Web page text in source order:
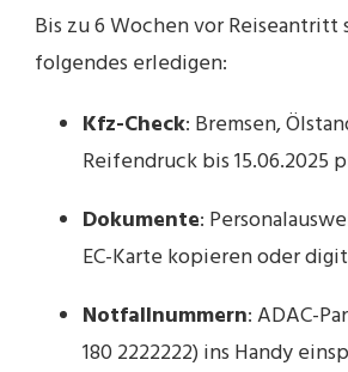
Bis zu 6 Wochen vor Reiseantritt
folgendes erledigen:
Kfz-Check: Bremsen,
Reifendruck bis 15.06.2025
Dokumente:
EC-Karte kopieren oder
Notfallnummern: ADAC-
180 2222222) ins Handy